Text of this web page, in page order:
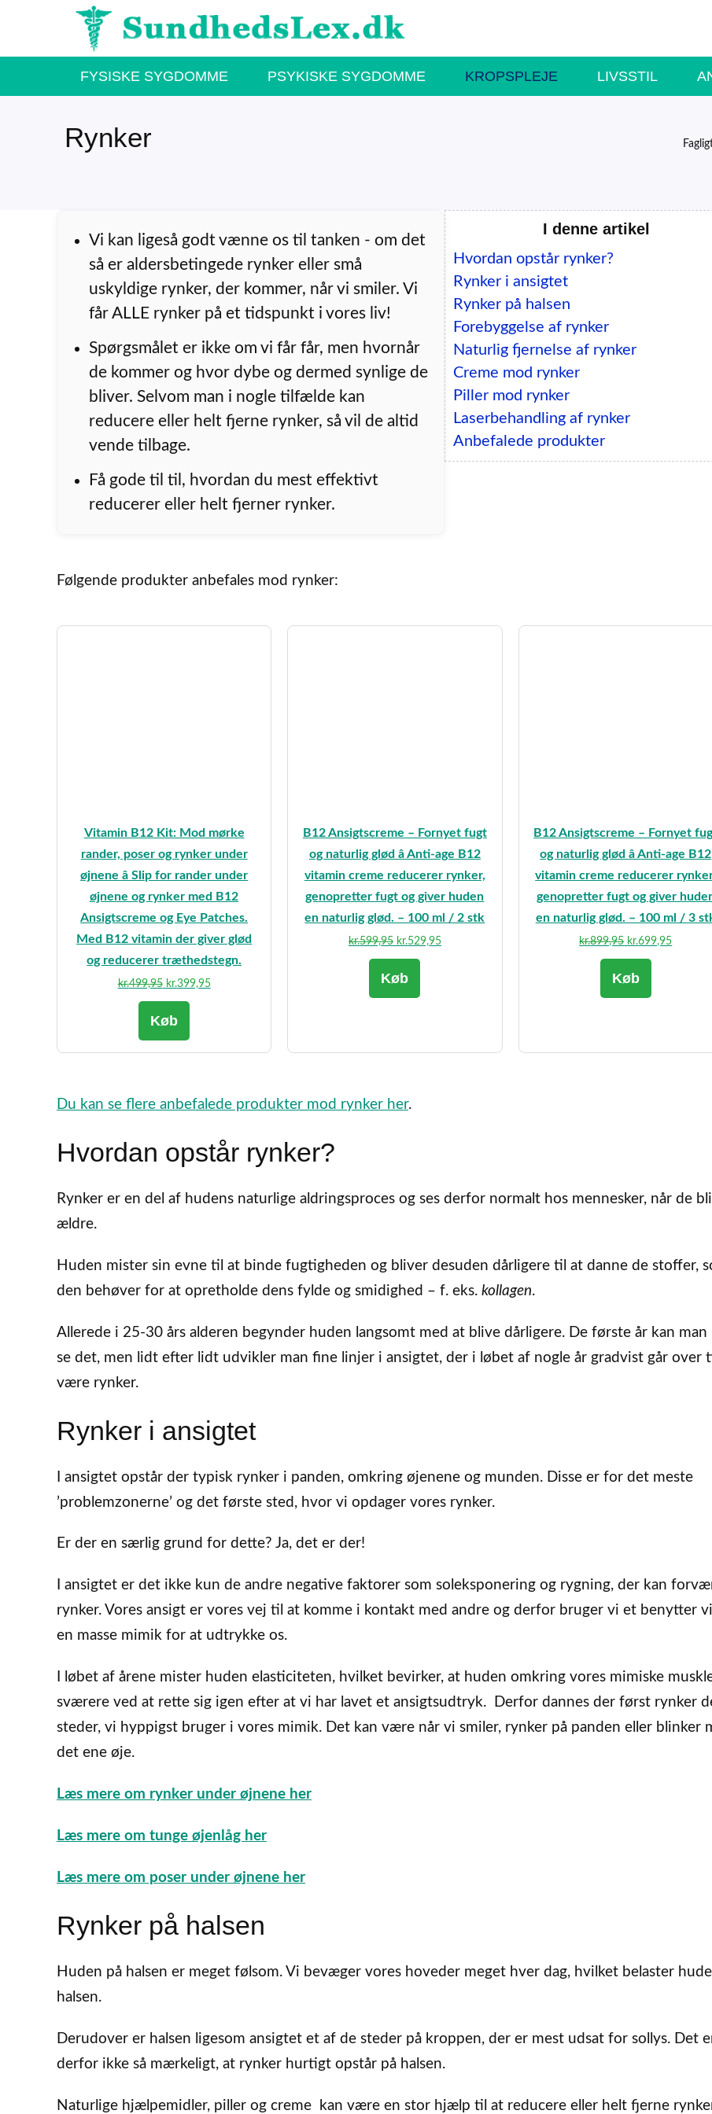
indhold
FYSISKE SYGDOMME PSYKISKE SYGDOMME KROPSPLEJE LIVSSTIL
Rynker
Vi kan ligeså godt vænne os til tanken - om det
så er aldersbetingede rynker eller små
uskyldige rynker, der kommer, når vi smiler. Vi
får ALLE rynker på et tidspunkt i vores liv!
Spørgsmålet er ikke om vi får får, men hvornår
de kommer og hvor dybe og dermed synlige de
bliver. Selvom man i nogle tilfælde kan
reducere eller helt fjerne rynker, så vil de altid
vende tilbage.
Få gode til til, hvordan du mest effektivt
reducerer eller helt fjerner rynker.
I denne artikel
Hvordan opstår rynker?
Rynker i ansigtet
Rynker på halsen
Forebyggelse af rynker
Naturlig fjernelse af rynker
Creme mod rynker
Piller mod rynker
Laserbehandling af rynker
Anbefalede produkter
Følgende produkter anbefales mod rynker:
Vitamin B12 Kit: Mod mørke
rander, poser og rynker under
øjnene â Slip for rander under
øjnene og rynker med B12
Ansigtscreme og Eye Patches.
Med B12 vitamin der giver glød
og reducerer træthedstegn.
kr.499,95 Den
oprindelige
pris
kr.499,95.
kr.399,95Den
kr.399,95.
Køb
B12 Ansigtscreme – Fornyet fugt
og naturlig glød â Anti-age B12
vitamin creme reducerer rynker,
genopretter fugt og giver huden
en naturlig glød. – 100 ml / 2 stk
kr.599,95 Den
oprindelige
pris
kr.529,95Den
Køb
B12 Ansigtscreme – Fornyet
og naturlig glød â Anti-age B12
vitamin creme reducerer
genopretter fugt og giver
en naturlig glød. – 100 ml / 3
kr.899,95 Den
oprindelige
pris
kr.699,95Den
Køb
Du kan se flere anbefalede produkter mod rynker her.
Hvordan opstår rynker?
Rynker er en del af hudens naturlige aldringsproces og ses derfor normalt hos mennesker, når de
ældre.
Huden mister sin evne til at binde fugtigheden og bliver desuden dårligere til at danne de stoffer,
den behøver for at opretholde dens fylde og smidighed – f. eks. kollagen.
Allerede i 25-30 års alderen begynder huden langsomt med at blive dårligere. De første år kan man
se det, men lidt efter lidt udvikler man fine linjer i ansigtet, der i løbet af nogle år gradvist går over
være rynker.
Rynker i ansigtet
I ansigtet opstår der typisk rynker i panden, omkring øjenene og munden. Disse er for det meste
’problemzonerne’ og det første sted, hvor vi opdager vores rynker.
Er der en særlig grund for dette? Ja, det er der!
I ansigtet er det ikke kun de andre negative faktorer som soleksponering og rygning, der kan
rynker. Vores ansigt er vores vej til at komme i kontakt med andre og derfor bruger vi et benytter
en masse mimik for at udtrykke os.
I løbet af årene mister huden elasticiteten, hvilket bevirker, at huden omkring vores mimiske
sværere ved at rette sig igen efter at vi har lavet et ansigtsudtryk. Derfor dannes der først rynker
steder, vi hyppigst bruger i vores mimik. Det kan være når vi smiler, rynker på panden eller blinker
det ene øje.
Læs mere om rynker under øjnene her
Læs mere om tunge øjenlåg her
Læs mere om poser under øjnene her
Rynker på halsen
Huden på halsen er meget følsom. Vi bevæger vores hoveder meget hver dag, hvilket belaster
halsen.
Derudover er halsen ligesom ansigtet et af de steder på kroppen, der er mest udsat for sollys. Det
derfor ikke så mærkeligt, at rynker hurtigt opstår på halsen.
Naturlige hjælpemidler, piller og creme kan være en stor hjælp til at reducere eller helt fjerne